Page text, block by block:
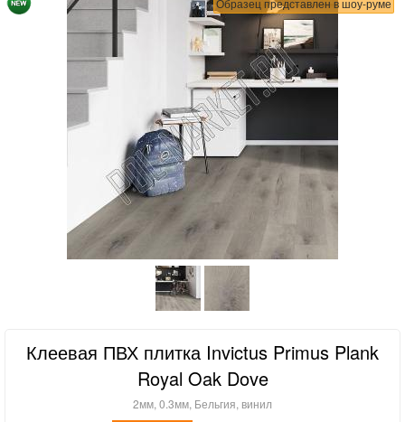
Образец представлен в шоу-руме
Клеевая ПВХ плитка Invictus Primus Plank
Royal Oak Dove
2мм, 0.3мм, Бельгия, винил